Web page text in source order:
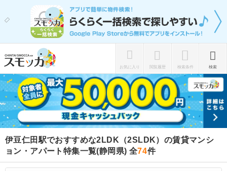
お気に入り 閲覧履歴 検索条件 検索
伊豆仁田駅でおすすめな2LDK（2SLDK）の賃貸マンシ
ョン・アパート特集一覧(静岡県) 全74件